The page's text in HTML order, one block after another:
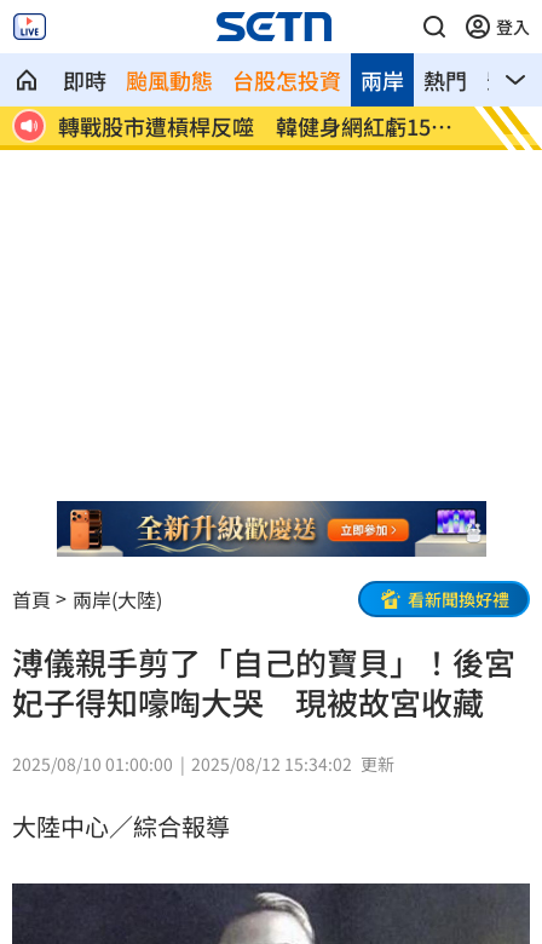
登入
即時 颱風動態 台股怎投資 熱門 影音
兩岸
轉戰股市遭槓桿反噬 韓健身網紅虧1500
萬
南韓
首頁 兩岸(大陸) 看新聞換好禮
溥儀親手剪了「自己的寶貝」！後宮
妃子得知嚎啕大哭 現被故宮收藏
2025/08/10 01:00:00 2025/08/12 15:34:02 更新
大陸中心／綜合報導